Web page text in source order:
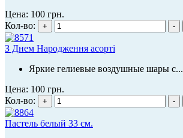
Цена: 100 грн.
Кол-во:
З Днем Народження асорті
Яркие гелиевые воздушные шары с...
Цена: 100 грн.
Кол-во:
Пастель белый 33 см.